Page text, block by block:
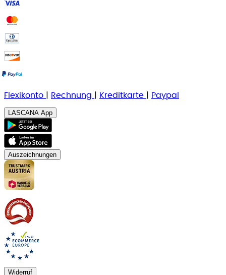
Flexikonto Rechnung Kreditkarte Paypal
LASCANA App
Auszeichnungen
Widerruf